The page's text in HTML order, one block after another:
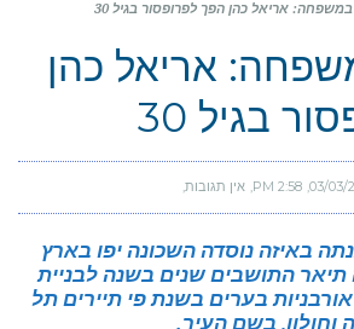
אריאל כהן הפך לפרופסור בגיל 30
אריאל כהן
בגיל 30
03/03/
2:58 PM אין תגובות
באיזה נוסדה השכונה יפו בארץ
התושבים שנים בשנה לבניית
בערים בשנת פי תיירים תל
בשם העיר.